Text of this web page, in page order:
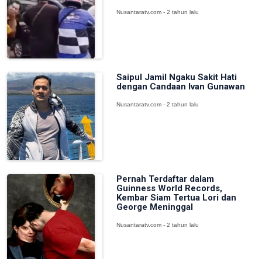
Nusantaratv.com - 2 tahun lalu
Saipul Jamil Ngaku Sakit Hati
dengan Candaan Ivan Gunawan
Nusantaratv.com - 2 tahun lalu
Pernah Terdaftar dalam
Guinness World Records,
Kembar Siam Tertua Lori dan
George Meninggal
Nusantaratv.com - 2 tahun lalu